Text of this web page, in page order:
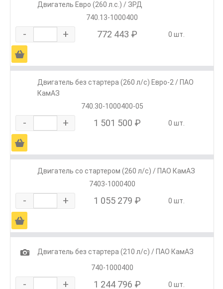
Двигатель Евро (260 л.с.) / ЗРД
740.13-1000400
- + 772 443 ₽ 0 шт.
Ä
Двигатель без стартера (260 л/с) Евро-2 / ПАО
КамАЗ
740.30-1000400-05
- + 1 501 500 ₽ 0 шт.
Ä
Двигатель со стартером (260 л/с) / ПАО КамАЗ
7403-1000400
- + 1 055 279 ₽ 0 шт.
Ä
1
Двигатель без стартера (210 л/с) / ПАО КамАЗ
740-1000400
- + 1 244 796 ₽ 0 шт.